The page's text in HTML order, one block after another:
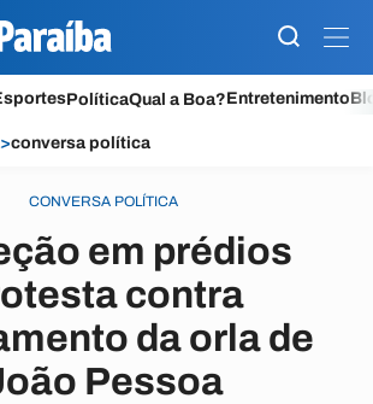
PolíticaQual a Boa?Entretenimento
>conversa política
CONVERSA POLÍTICA
em prédios
contra
da orla de
Pessoa